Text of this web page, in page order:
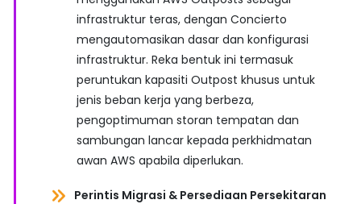
infrastruktur teras, dengan Concierto
mengautomasikan dasar dan konfigurasi
infrastruktur. Reka bentuk ini termasuk
peruntukan kapasiti Outpost khusus untuk
jenis beban kerja yang berbeza,
pengoptimuman storan tempatan dan
sambungan lancar kepada perkhidmatan
awan AWS apabila diperlukan.
Perintis Migrasi & Persediaan Persekitaran